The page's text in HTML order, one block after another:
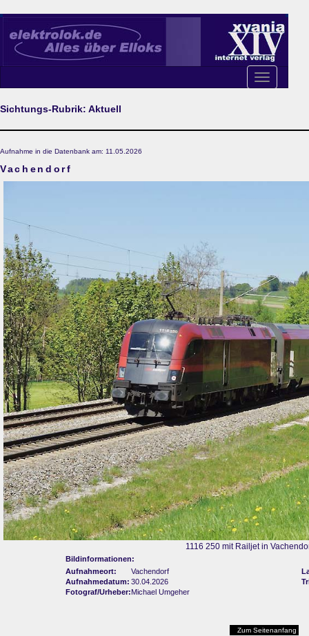
Toggle
navigation
Sichtungs-Rubrik: Aktuell
Aufnahme in die Datenbank am: 11.05.2026
Vachendorf
1116 250 mit Railjet in
Bildinformationen:
Aufnahmeort:
Vachendorf
Aufnahmedatum: 30.04.2026
Fotograf/Urheber:Michael Umgeher
Zum Seitenanfang